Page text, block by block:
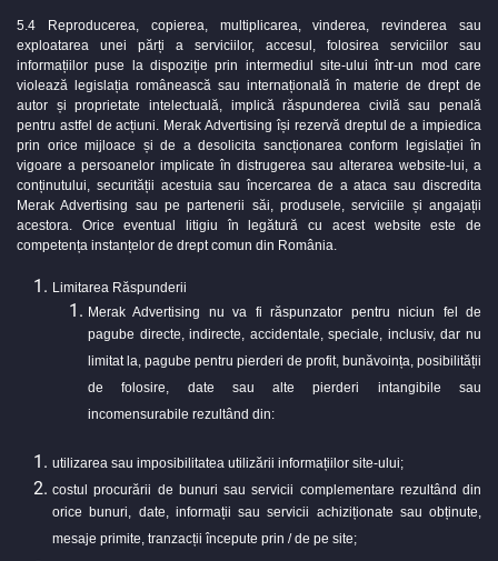
5.4 Reproducerea, copierea, multiplicarea, vinderea, revinderea sau
exploatarea unei părți a serviciilor, accesul, folosirea serviciilor sau
informațiilor puse la dispoziție prin intermediul site-ului într-un mod care
violează legislația românească sau internațională în materie de drept de
autor și proprietate intelectuală, implică răspunderea civilă sau penală
pentru astfel de acțiuni. Merak Advertising își rezervă dreptul de a impiedica
prin orice mijloace și de a desolicita sancționarea conform legislației în
vigoare a persoanelor implicate în distrugerea sau alterarea website-lui, a
conținutului, securității acestuia sau încercarea de a ataca sau discredita
Merak Advertising sau pe partenerii săi, produsele, serviciile și angajații
acestora. Orice eventual litigiu în legătură cu acest website este de
competența instanțelor de drept comun din România.
Limitarea Răspunderii
Merak Advertising nu va fi răspunzator pentru niciun fel de
pagube directe, indirecte, accidentale, speciale, inclusiv, dar nu
limitat la, pagube pentru pierderi de profit, bunăvoința, posibilității
de folosire, date sau alte pierderi intangibile sau
incomensurabile rezultând din:
utilizarea sau imposibilitatea utilizării informațiilor site-ului;
costul procurării de bunuri sau servicii complementare rezultând din
orice bunuri, date, informații sau servicii achiziționate sau obținute,
mesaje primite, tranzacții începute prin / de pe site;